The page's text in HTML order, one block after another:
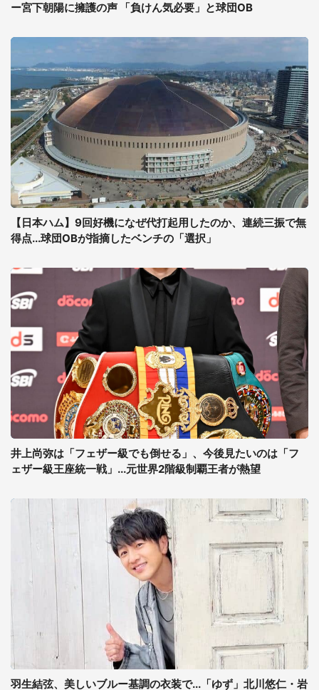
ー宮下朝陽に擁護の声 「負けん気必要」と球団OB
【日本ハム】9回好機になぜ代打起用したのか、連続三振で無
得点...球団OBが指摘したベンチの「選択」
井上尚弥は「フェザー級でも倒せる」、今後見たいのは「フ
ェザー級王座統一戦」...元世界2階級制覇王者が熱望
羽生結弦、美しいブルー基調の衣装で...「ゆず」北川悠仁・岩